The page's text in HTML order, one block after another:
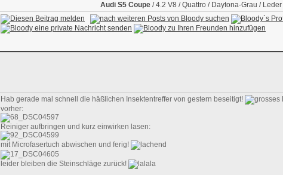
Audi S5 Coupe / 4.2 V8 / Quattro / Daytona-Grau /
Hab gerade mal schnell die häßlichen Insektentreffer von gestern beseitigt!
vorher:
Reiniger aufbringen und kurz einwirken lasen:
mit Microfasertuch abwischen und ferig!
leider bleiben die Steinschläge zurück!